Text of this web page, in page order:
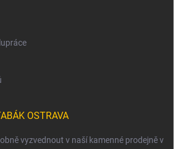
OSTRAVA
vyzvednout v naší kamenné prodejně v